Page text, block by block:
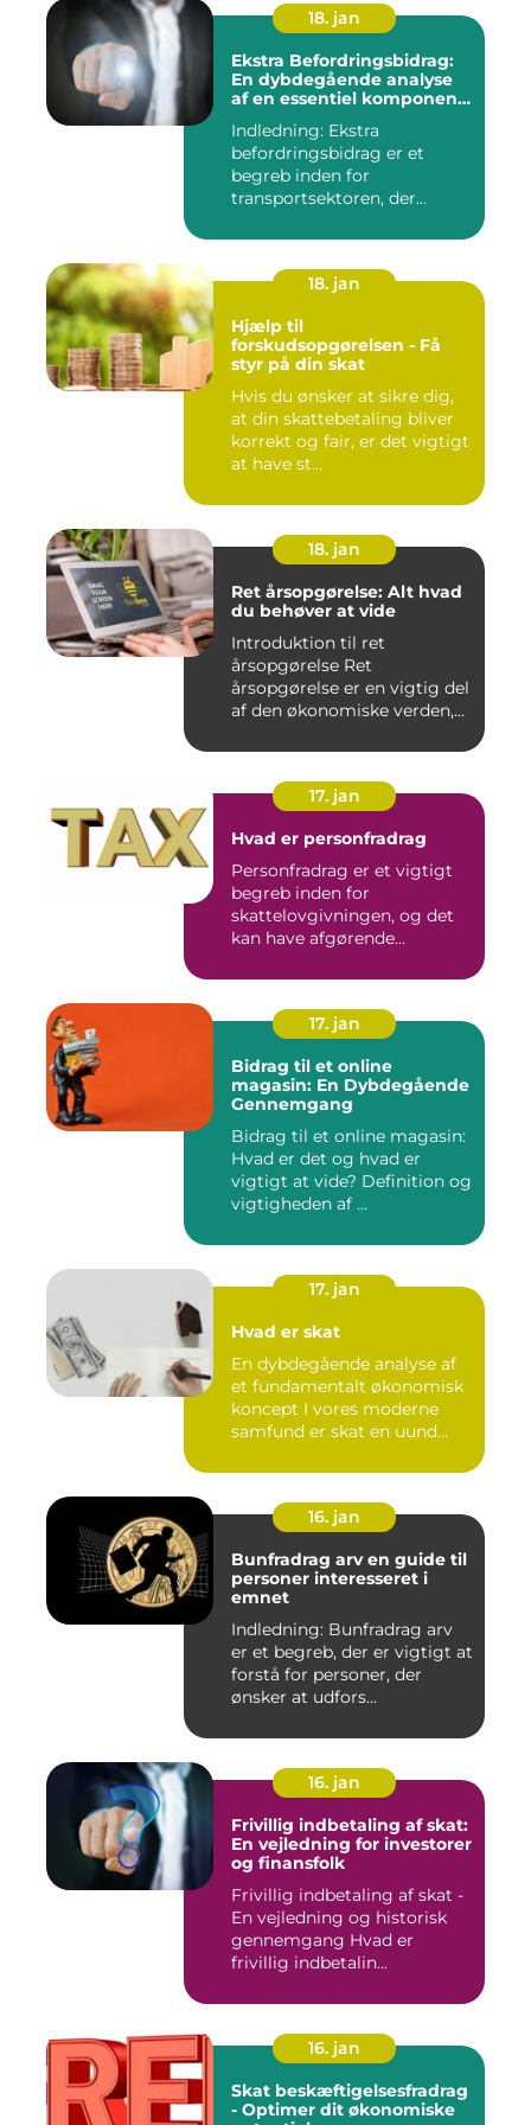
18. jan
Ekstra Befordringsbidrag:
En dybdegående analyse
af en essentiel komponent
Indledning: Ekstra
befordringsbidrag er et
begreb inden for
transportsektoren, der
18. jan
Hjælp til
forskudsopgørelsen - Få
styr på din skat
Hvis du ønsker at sikre dig,
at din skattebetaling bliver
korrekt og fair, er det vigtigt
at have st...
18. jan
Ret årsopgørelse: Alt hvad
du behøver at vide
Introduktion til ret
årsopgørelse Ret
årsopgørelse er en vigtig del
af den økonomiske verden,
17. jan
Hvad er personfradrag
Personfradrag er et vigtigt
begreb inden for
skattelovgivningen, og det
kan have afgørende
17. jan
Bidrag til et online
magasin: En Dybdegående
Gennemgang
Bidrag til et online magasin:
Hvad er det og hvad er
vigtigt at vide? Definition og
vigtigheden af ...
17. jan
Hvad er skat
En dybdegående analyse af
et fundamentalt økonomisk
koncept I vores moderne
samfund er skat en uund...
16. jan
Bunfradrag arv en guide til
personer interesseret i
emnet
Indledning: Bunfradrag arv
er et begreb, der er vigtigt at
forstå for personer, der
ønsker at udfors...
16. jan
Frivillig indbetaling af skat:
En vejledning for investorer
og finansfolk
Frivillig indbetaling af skat -
En vejledning og historisk
gennemgang Hvad er
frivillig indbetalin...
16. jan
Skat beskæftigelsesfradrag
- Optimer dit økonomiske